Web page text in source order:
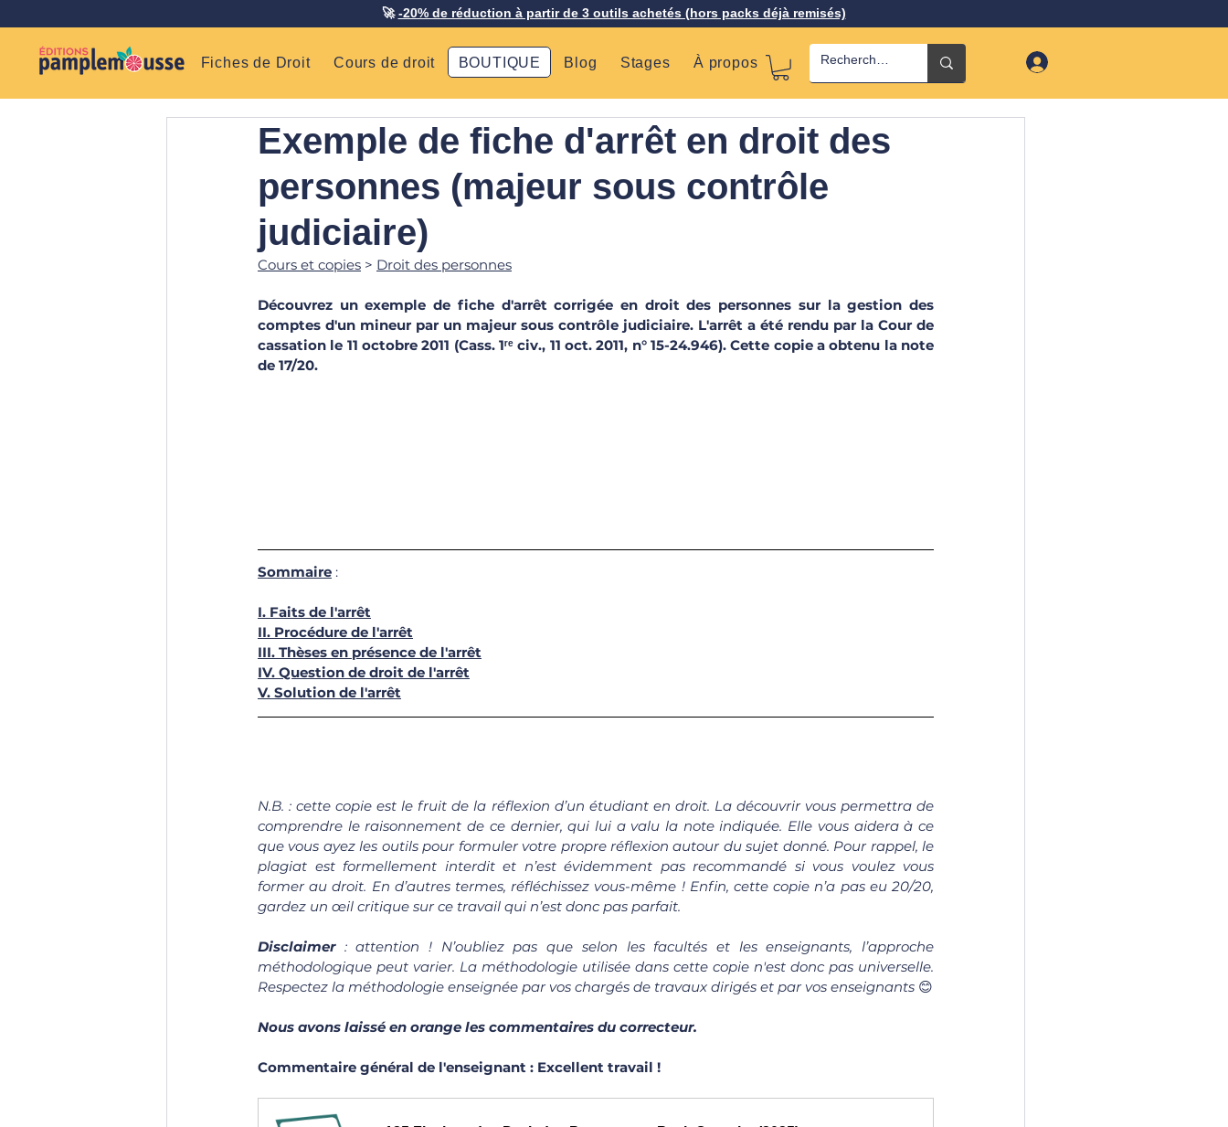
🚀-20% de réduction à partir de 3 outils achetés (hors packs déjà remisés)
Fiches de Droit Cours de droit BOUTIQUE Blog Stages À propos
Exemple de fiche d'arrêt en droit des
personnes (majeur sous contrôle
judiciaire)
Cours et copies > Droit des personnes
Découvrez un exemple de fiche d'arrêt corrigée en droit des personnes sur la gestion des
comptes d'un mineur par un majeur sous contrôle judiciaire. L'arrêt a été rendu par la Cour de
cassation le 11 octobre 2011 (Cass. 1ʳᵉ civ., 11 oct. 2011, n° 15-24.946). Cette copie a obtenu la note
de 17/20.
Sommaire :
I. Faits de l'arrêt
II. Procédure de l'arrêt
III. Thèses en présence de l'arrêt
IV. Question de droit de l'arrêt
V. Solution de l'arrêt
N.B. : cette copie est le fruit de la réflexion d’un étudiant en droit. La découvrir vous permettra de
comprendre le raisonnement de ce dernier, qui lui a valu la note indiquée. Elle vous aidera à ce
que vous ayez les outils pour formuler votre propre réflexion autour du sujet donné. Pour rappel, le
plagiat est formellement interdit et n’est évidemment pas recommandé si vous voulez vous
former au droit. En d’autres termes, réfléchissez vous-même ! Enfin, cette copie n’a pas eu 20/20,
gardez un œil critique sur ce travail qui n’est donc pas parfait.
Disclaimer : attention ! N’oubliez pas que selon les facultés et les enseignants, l’approche
méthodologique peut varier. La méthodologie utilisée dans cette copie n'est donc pas universelle.
Respectez la méthodologie enseignée par vos chargés de travaux dirigés et par vos enseignants 😊
Nous avons laissé en orange les commentaires du correcteur.
Commentaire général de l'enseignant : Excellent travail !